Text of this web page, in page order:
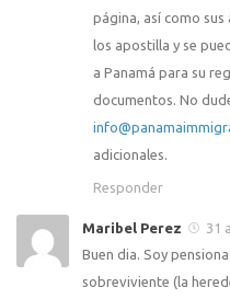
página, así como
los apostilla y se
a Panamá para su
documentos. No
adicionales.
Responder
Maribel Perez
31
Buen dia. Soy
sobreviviente (la